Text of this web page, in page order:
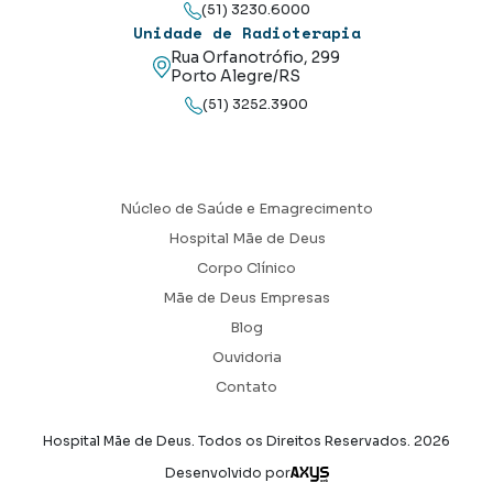
(51) 3230.6000
Unidade de Radioterapia
Rua Orfanotrófio, 299
Porto Alegre/RS
(51) 3252.3900
Núcleo de Saúde e Emagrecimento
Hospital Mãe de Deus
Corpo Clínico
Mãe de Deus Empresas
Blog
Ouvidoria
Contato
Hospital Mãe de Deus. Todos os Direitos Reservados. 2026
Desenvolvido por
Axysweb